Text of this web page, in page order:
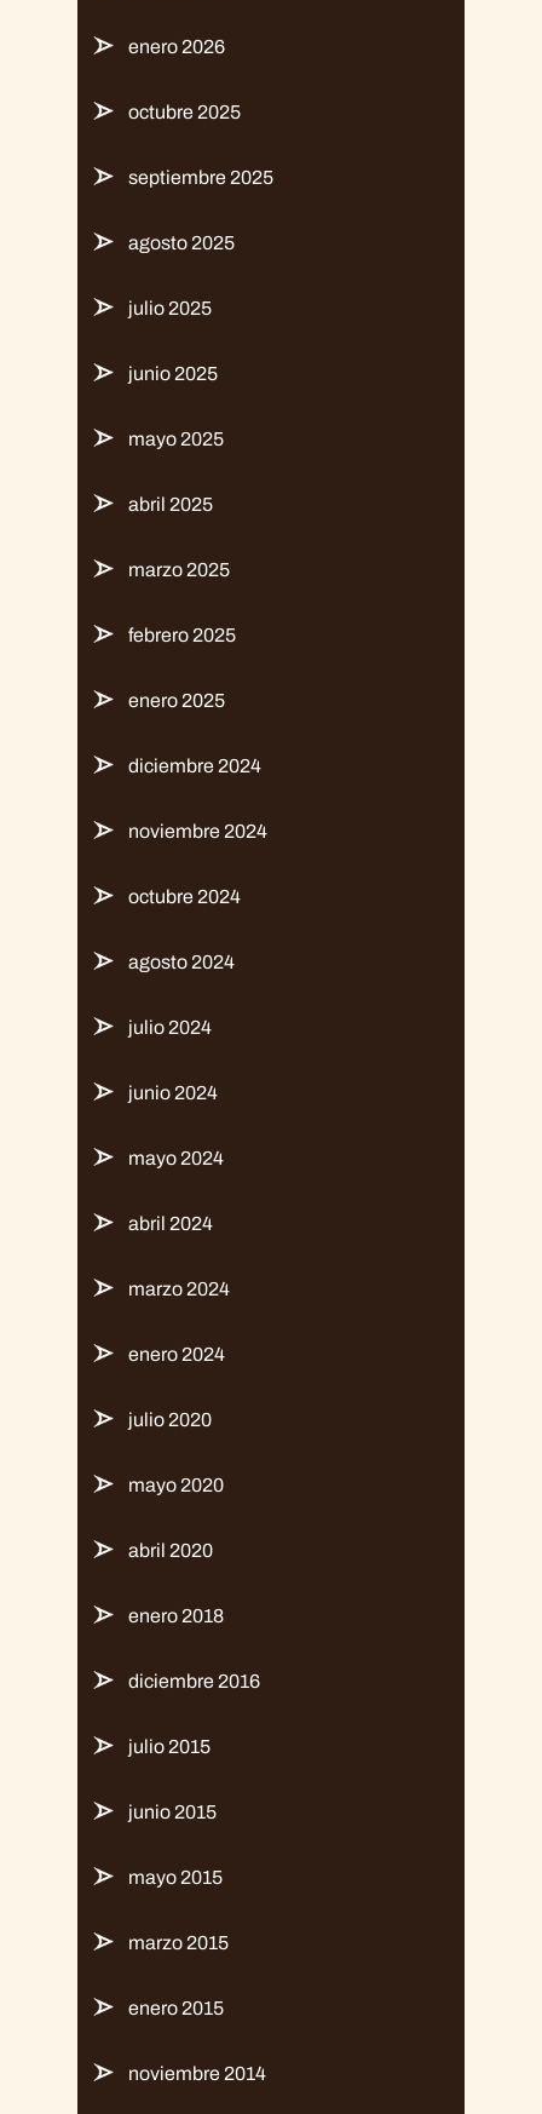
enero 2026
octubre 2025
septiembre 2025
agosto 2025
julio 2025
junio 2025
mayo 2025
abril 2025
marzo 2025
febrero 2025
enero 2025
diciembre 2024
noviembre 2024
octubre 2024
agosto 2024
julio 2024
junio 2024
mayo 2024
abril 2024
marzo 2024
enero 2024
julio 2020
mayo 2020
abril 2020
enero 2018
diciembre 2016
julio 2015
junio 2015
mayo 2015
marzo 2015
enero 2015
noviembre 2014